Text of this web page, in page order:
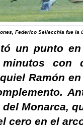
Federico Sellecchia fue la
un punto
con
Ramón
Monarca,
cero en el